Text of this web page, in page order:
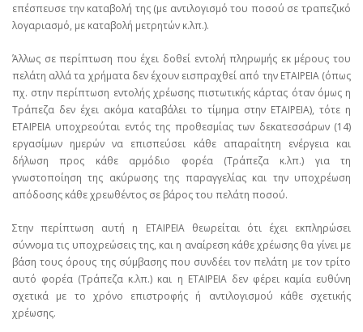
επέσπευσε την καταβολή της (με αντιλογισμό του ποσού σε τραπεζικό
λογαριασμό, με καταβολή μετρητών κ.λπ.).
Άλλως σε περίπτωση που έχει δοθεί εντολή πληρωμής εκ μέρους του
πελάτη αλλά τα χρήματα δεν έχουν εισπραχθεί από την ΕΤΑΙΡΕΙΑ (όπως
πχ. στην περίπτωση εντολής χρέωσης πιστωτικής κάρτας όταν όμως η
Τράπεζα δεν έχει ακόμα καταβάλει το τίμημα στην ΕΤΑΙΡΕΙΑ), τότε η
ΕΤΑΙΡΕΙΑ υποχρεούται εντός της προθεσμίας των δεκατεσσάρων (14)
εργασίμων ημερών να επισπεύσει κάθε απαραίτητη ενέργεια και
δήλωση προς κάθε αρμόδιο φορέα (Τράπεζα κ.λπ.) για τη
γνωστοποίηση της ακύρωσης της παραγγελίας και την υποχρέωση
απόδοσης κάθε χρεωθέντος σε βάρος του πελάτη ποσού.
Στην περίπτωση αυτή η ΕΤΑΙΡΕΙΑ θεωρείται ότι έχει εκπληρώσει
σύννομα τις υποχρεώσεις της, και η αναίρεση κάθε χρέωσης θα γίνει με
βάση τους όρους της σύμβασης που συνδέει τον πελάτη με τον τρίτο
αυτό φορέα (Τράπεζα κ.λπ.) και η ΕΤΑΙΡΕΙΑ δεν φέρει καμία ευθύνη
σχετικά με το χρόνο επιστροφής ή αντιλογισμού κάθε σχετικής
χρέωσης.